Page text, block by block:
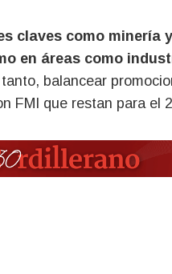
claves como minería
en áreas como
balancear
FMI que restan para el